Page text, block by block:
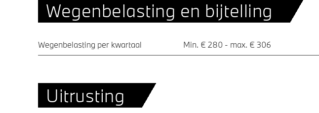
Wegenbelasting en bijtelling
Wegenbelasting per kwartaal Min. € 280 - max. € 306
Uitrusting